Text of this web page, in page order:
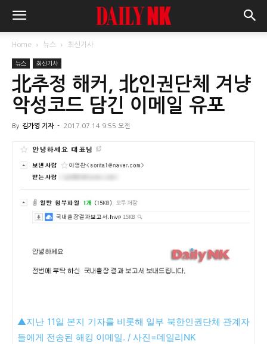
Home 뉴스 최신기사
뉴스 최신기사
北추정 해커, 北인권단체 겨냥
악성코드 담긴 이메일 유포
By 김가영 기자 - 2017.07.14 9:55 오전
▲지난 11일 본지 기자를 비롯해 일부 북한인권단체 관계자
들에게 전송된 해킹 이메일. / 사진=데일리NK